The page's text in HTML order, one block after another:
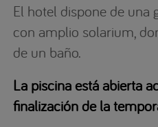
El hotel dispone de una
con amplio solarium,
de un baño.
La piscina está abierta
finalización de la